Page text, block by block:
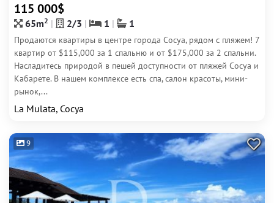
115 000$
65m2 2/3 1 1
Продаются квартиры в центре города Сосуа, рядом с пляжем! 7
квартир от $115,000 за 1 спальню и от $175,000 за 2 спальни.
Насладитесь природой в пешей доступности от пляжей Сосуа и
Кабарете. В нашем комплексе есть спа, салон красоты, мини-
рынок,...
La Mulata, Сосуа
9